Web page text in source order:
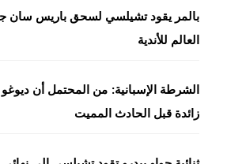
بالمر يقود تشيلسي لسحق باريس سان
العالم للأندية
الشرطة الإسبانية: من المحتمل أن
زائدة قبل الحادث المميت